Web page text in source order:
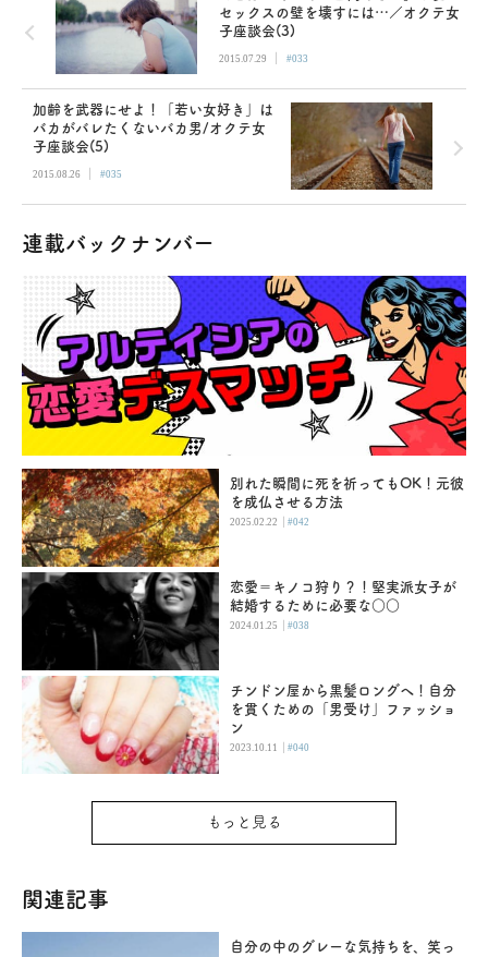
セックスの壁を壊すには…／オクテ女
子座談会(3)
2015.07.29 | #033
加齢を武器にせよ！「若い女好き」は
バカがバレたくないバカ男/オクテ女
子座談会(5)
2015.08.26 | #035
連載バックナンバー
別れた瞬間に死を祈ってもOK！元彼
を成仏させる方法
2025.02.22 |#042
恋愛＝キノコ狩り？！堅実派女子が
結婚するために必要な○○
2024.01.25 |#038
チンドン屋から黒髪ロングへ！自分
を貫くための「男受け」ファッショ
ン
2023.10.11 |#040
もっと見る
関連記事
自分の中のグレーな気持ちを、笑っ